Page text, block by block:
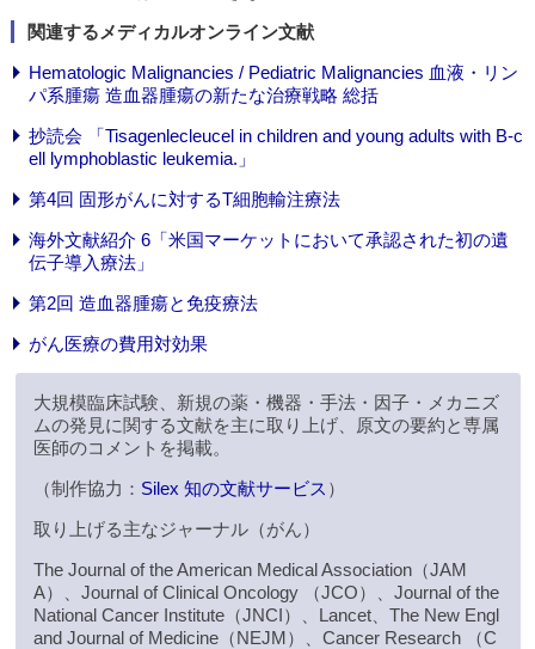
関連するメディカルオンライン文献
Hematologic Malignancies / Pediatric Malignancies 血液・リン
パ系腫瘍 造血器腫瘍の新たな治療戦略 総括
抄読会 「Tisagenlecleucel in children and young adults with B-c
ell lymphoblastic leukemia.」
第4回 固形がんに対するT細胞輸注療法
海外文献紹介 6「米国マーケットにおいて承認された初の遺
伝子導入療法」
第2回 造血器腫瘍と免疫療法
がん医療の費用対効果
大規模臨床試験、新規の薬・機器・手法・因子・メカニズ
ムの発見に関する文献を主に取り上げ、原文の要約と専属
医師のコメントを掲載。
（制作協力： Silex 知の文献サービス ）
取り上げる主なジャーナル（がん）
The Journal of the American Medical Association（JAM
A）、Journal of Clinical Oncology （JCO）、Journal of the
National Cancer Institute（JNCI）、Lancet、The New Engl
and Journal of Medicine（NEJM）、Cancer Research （C